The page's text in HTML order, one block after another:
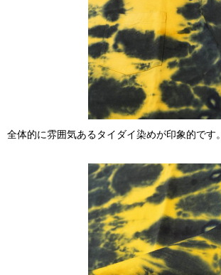
全体的に雰囲気あるタイダイ染めが印象的です。